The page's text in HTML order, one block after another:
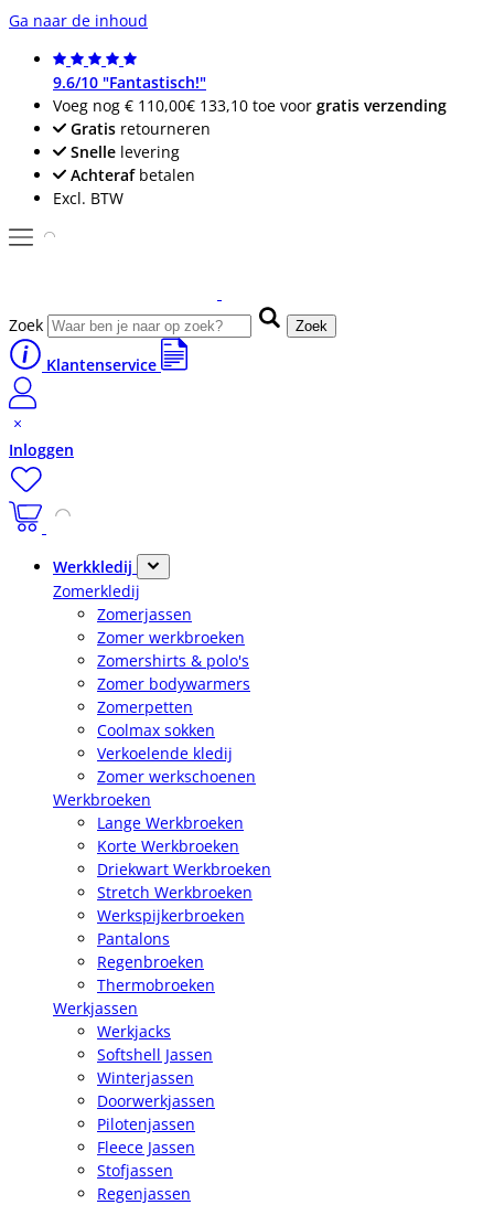
Ga naar de inhoud
9.6/10 "Fantastisch!"
Voeg nog € 110,00€ 133,10 toe voor gratis verzending
Gratis retourneren
Snelle levering
Achterafbetalen
Excl. BTW
Zoek Zoek
Klantenservice
Inloggen
Werkkledij
Zomerkledij
Zomerjassen
Zomer werkbroeken
Zomershirts & polo's
Zomer bodywarmers
Zomerpetten
Coolmax sokken
Verkoelende kledij
Zomer werkschoenen
Werkbroeken
Lange Werkbroeken
Korte Werkbroeken
Driekwart Werkbroeken
Stretch Werkbroeken
Werkspijkerbroeken
Pantalons
Regenbroeken
Thermobroeken
Werkjassen
Werkjacks
Softshell Jassen
Winterjassen
Doorwerkjassen
Pilotenjassen
Fleece Jassen
Stofjassen
Regenjassen